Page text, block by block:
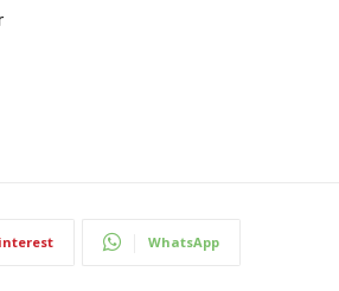
WhatsApp